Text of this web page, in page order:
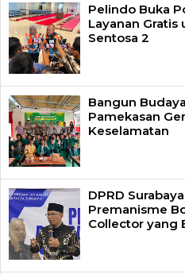
Pelindo Buka
Layanan Gratis
Sentosa 2
Bangun
Pamekasan
Keselamatan
DPRD
Premanisme
Collector yang